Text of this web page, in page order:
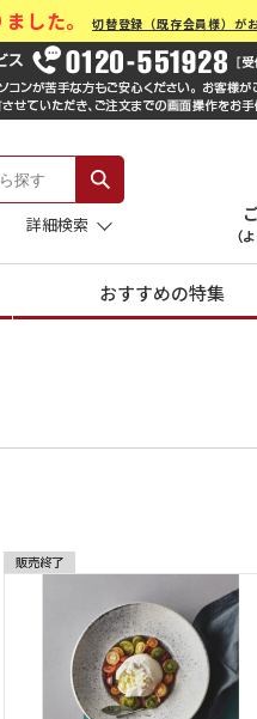
ました。切替登録（既存会員様）が
詳細検索
おすすめの特集